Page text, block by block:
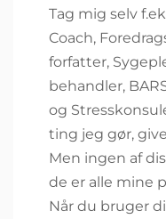
Tag mig selv
Coach,
forfatter,
behandler,
og
ting jeg gør,
Men ingen af
de er alle mine
Når du bruger